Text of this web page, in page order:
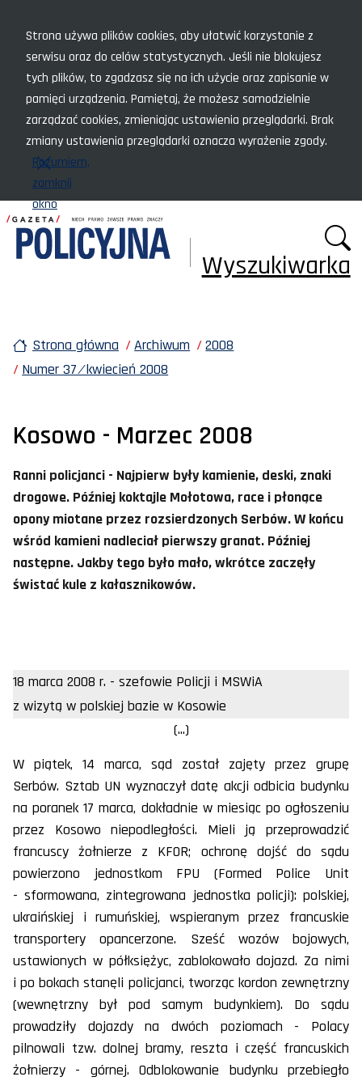
Strona używa plików cookies, aby ułatwić korzystanie z
serwisu oraz do celów statystycznych. Jeśli nie blokujesz
tych plików, to zgadzasz się na ich użycie oraz zapisanie w
pamięci urządzenia. Pamiętaj, że możesz samodzielnie
zarządzać cookies, zmieniając ustawienia przeglądarki. Brak
zmiany ustawienia przeglądarki oznacza wyrażenie zgody.
Rozumiem,
zamknij
okno
Wyszukiwarka
Strona główna Archiwum
2008
Numer 37 ⁄ kwiecień 2008
Kosowo - Marzec 2008
Ranni policjanci - Najpierw były kamienie, deski, znaki
drogowe. Później koktajle Mołotowa, race i płonące
opony miotane przez rozsierdzonych Serbów. W końcu
wśród kamieni nadleciał pierwszy granat. Później
następne. Jakby tego było mało, wkrótce zaczęły
świstać kule z kałasznikowów.
18 marca 2008 r. - szefowie Policji i MSWiA
z wizytą w polskiej bazie w Kosowie
(...)
W piątek, 14 marca, sąd został zajęty przez grupę
Serbów. Sztab UN wyznaczył datę akcji odbicia budynku
na poranek 17 marca, dokładnie w miesiąc po ogłoszeniu
przez Kosowo niepodległości. Mieli ją przeprowadzić
francuscy żołnierze z KFOR; ochronę dojść do sądu
powierzono jednostkom FPU (Formed Police Unit
- sformowana, zintegrowana jednostka policji): polskiej,
ukraińskiej i rumuńskiej, wspieranym przez francuskie
transportery opancerzone. Sześć wozów bojowych,
ustawionych w półksiężyc, zablokowało dojazd. Za nimi
i po bokach stanęli policjanci, tworząc kordon zewnętrzny
(wewnętrzny był pod samym budynkiem). Do sądu
prowadziły dojazdy na dwóch poziomach - Polacy
pilnowali tzw. dolnej bramy, reszta i część francuskich
żołnierzy - górnej. Odblokowanie budynku przebiegło